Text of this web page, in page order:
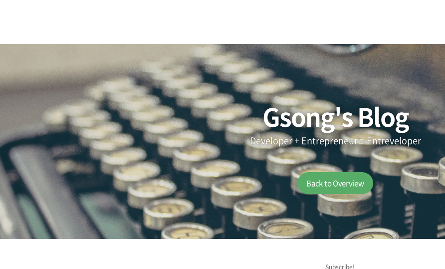
Gsong's Blog
Developer + Entrepreneur = Entreveloper
Back to Overview
Subscribe!